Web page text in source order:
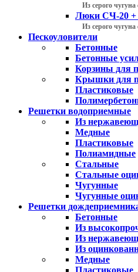
Из серого
Люки СЧ-20 +
Из серого
Пескоуловители
Бетонные
Бетонные
Корзины для
Крышки для
Пластиковые
Решетки водоприемные
Из
Медные
Пластиковые
Полиамидные
Стальные
Стальные
Чугунные
Чугунные
Решетки
Бетонные
Из
Из
Из
Медные
Пластиковые